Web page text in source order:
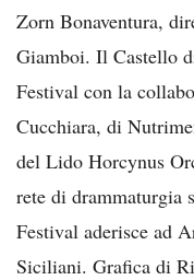
Zorn Bonaventura,
Giamboi. Il Castello
Festival con la
Cucchiara, di
del Lido Horcynus
rete di drammaturgia
Festival aderisce ad
Siciliani. Grafica di